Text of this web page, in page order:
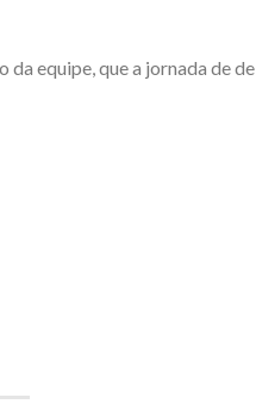
equipe, que a jornada de